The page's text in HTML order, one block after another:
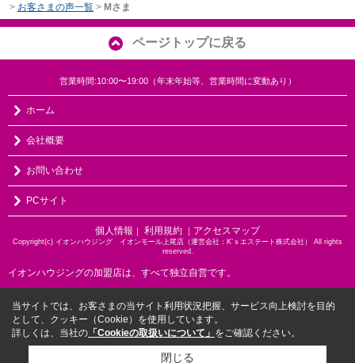
> お客さまの声一覧 > Mさま
ページトップに戻る
営業時間:10:00〜19:00（年末年始等、営業時間に変動あり）
ホーム
会社概要
お問い合わせ
PCサイト
個人情報 ｜ 利用規約 ｜ アクセスマップ
Copyright(c) イオンハウジング イオンモール上尾店（運営会社：K‘ｓエステート株式会社） All rights
reserved.
イオンハウジングの加盟店は、すべて独立自営です。
当サイトでは、お客さまの当サイト利用状況把握、サービス向上検討を目的
として、クッキー（Cookie）を使用しています。
詳しくは、当社の 「Cookieの取扱いについて」 をご確認ください。
閉じる